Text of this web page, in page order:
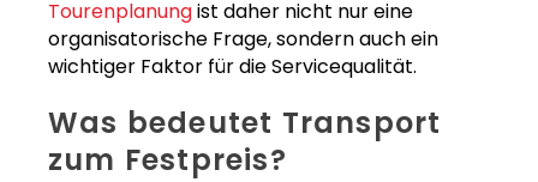
Tourenplanungist daher nicht nur eine
organisatorische Frage, sondern auch ein
wichtiger Faktor für die Servicequalität.
Was bedeutet Transport
zum Festpreis?